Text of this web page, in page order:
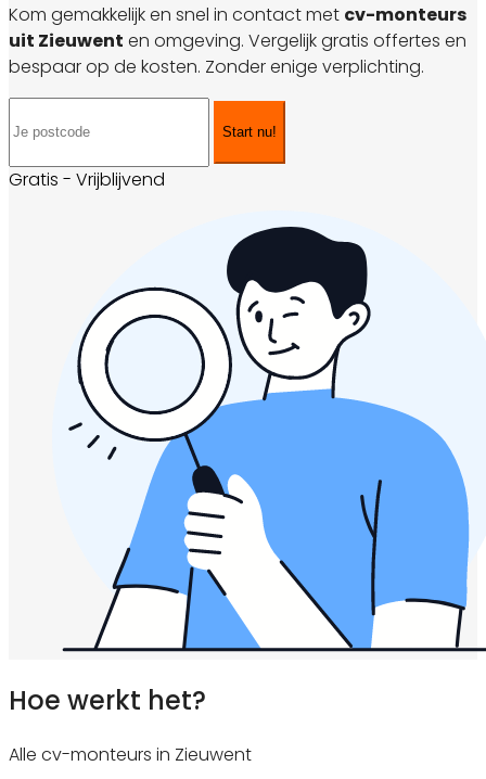
Kom gemakkelijk en snel in contact met cv-monteurs
uit Zieuwent en omgeving. Vergelijk gratis offertes en
bespaar op de kosten. Zonder enige verplichting.
Start nu!
Gratis - Vrijblijvend
Hoe werkt het?
Alle cv-monteurs in Zieuwent